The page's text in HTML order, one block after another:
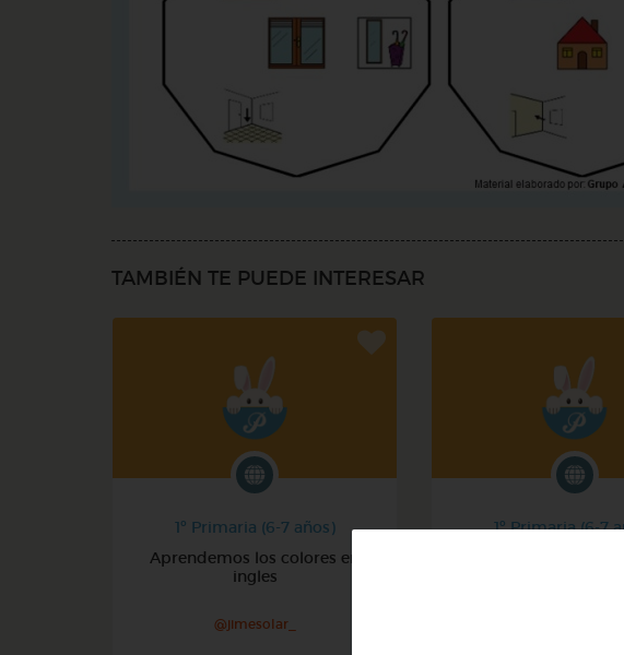
TAMBIÉN TE PUEDE INTERESAR
1º Primaria (6-7 años)
Aprendemos los colores en
ingles
@jimesolar_
1º Primaria (6-7